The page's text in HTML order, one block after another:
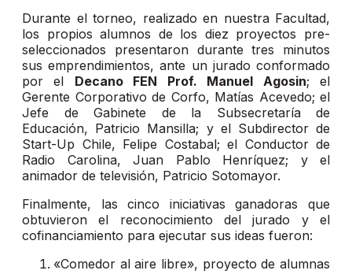
Durante el torneo, realizado en nuestra Facultad,
los propios alumnos de los diez proyectos pre-
seleccionados presentaron durante tres minutos
sus emprendimientos, ante un jurado conformado
por el Decano FEN Prof. Manuel Agosin; el
Gerente Corporativo de Corfo, Matías Acevedo; el
Jefe de Gabinete de la Subsecretaría de
Educación, Patricio Mansilla; y el Subdirector de
Start-Up Chile, Felipe Costabal; el Conductor de
Radio Carolina, Juan Pablo Henríquez; y el
animador de televisión, Patricio Sotomayor.
Finalmente, las cinco iniciativas ganadoras que
obtuvieron el reconocimiento del jurado y el
cofinanciamiento para ejecutar sus ideas fueron:
«Comedor al aire libre», proyecto de alumnas